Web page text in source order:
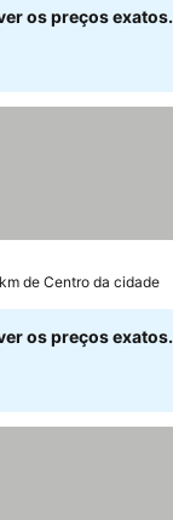
os preços exatos.
de Centro da cidade
os preços exatos.